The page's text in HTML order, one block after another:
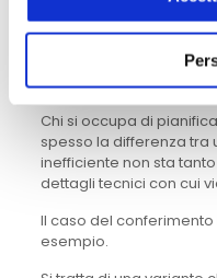
Chiudendo questo
formali che non
Una riflessione
Chi si occupa di
spesso la differenza tra
inefficiente non sta
dettagli tecnici con cui
Il caso del
esempio.